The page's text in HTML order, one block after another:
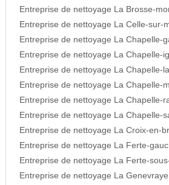
Entreprise de nettoyage La Brosse-
Entreprise de nettoyage La Celle-sur-
Entreprise de nettoyage La Chapelle-
Entreprise de nettoyage La Chapelle-
Entreprise de nettoyage La Chapelle-
Entreprise de nettoyage La Chapelle-
Entreprise de nettoyage La Chapelle-
Entreprise de nettoyage La Chapelle-
Entreprise de nettoyage La Croix-en-
Entreprise de nettoyage La Ferte-
Entreprise de nettoyage La Ferte-
Entreprise de nettoyage La